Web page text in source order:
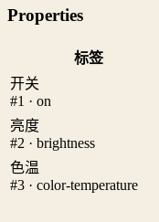
Properties
标签
开关
#1 · on
亮度
#2 · brightness
色温
#3 · color-temperature